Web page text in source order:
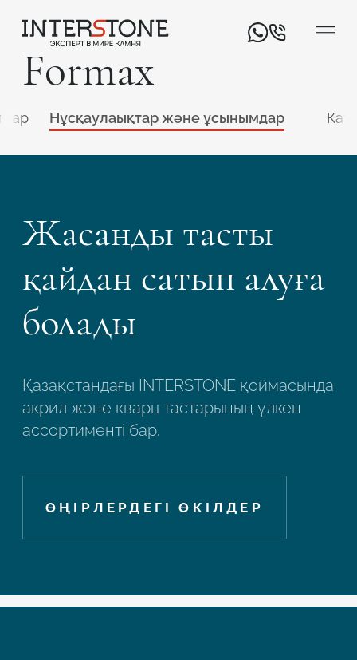
Formax
Нұсқаулаықтар және ұсынымдар
Жасанды тасты
қайдан сатып алуға
болады
Қазақстандағы INTERSTONE қоймасында
акрил және кварц тастарының үлкен
ассортименті бар.
ӨҢІРЛЕРДЕГІ ӨКІЛДЕР
Қызмет салаңыз
Өңдеуші Дизайнер